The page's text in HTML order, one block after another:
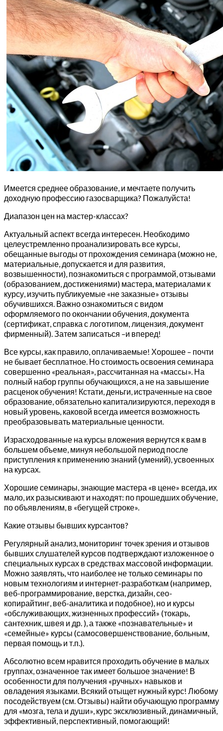
Имеется среднее образование, и мечтаете получить
доходную профессию газосварщика? Пожалуйста!
Диапазон цен на мастер-классах?
Актуальный аспект всегда интересен. Необходимо
целеустремленно проанализировать все курсы,
обещанные выгоды от прохождения семинара (можно не,
материальные, допускается и для развития,
возвышенности), познакомиться с программой, отзывами
(образованием, достижениями) мастера, материалами к
курсу, изучить публикуемые «не заказные» отзывы
обучившихся. Важно ознакомиться с видом
оформляемого по окончании обучения, документа
(сертификат, справка с логотипом, лицензия, документ
фирменный). Затем записаться –и вперед!
Все курсы, как правило, оплачиваемые! Хорошее – почти
не бывает бесплатное. Но стоимость освоения семинара
совершенно «реальная», рассчитанная на «массы». На
полный набор группы обучающихся, а не на завышение
расценок обучения! Кстати, деньги, истраченные на свое
образование, обязательно капитализируются, переходя в
новый уровень, каковой всегда имеется возможность
преобразовывать материальные ценности.
Израсходованные на курсы вложения вернутся к вам в
большем объеме, минуя небольшой период после
приступления к применению знаний (умений), усвоенных
на курсах.
Хорошие семинары, знающие мастера «в цене» всегда, их
мало, их разыскивают и находят: по прошедших обучение,
по объявлениям, в «бегущей строке».
Какие отзывы бывших курсантов?
Регулярный анализ, мониторинг точек зрения и отзывов
бывших слушателей курсов подтверждают изложенное о
специальных курсах в средствах массовой информации.
Можно заявлять, что наиболее не только семинары по
новым технологиям и интернет-разработкам (например,
веб-программирование, верстка, дизайн, сео-
копирайтинг, веб-аналитика и подобное), но и курсы
«обслуживающих, жизненных профессий» (токарь,
сантехник, швея и др. ), а также «познавательные» и
«семейные» курсы (самосовершенствование, больным,
первая помощь и т.п.).
Абсолютно всем нравится проходить обучение в малых
группах, означенное так имеет большое значение! В
особенности для получения «ручных» навыков и
овладения языками. Всякий отыщет нужный курс! Любому
посодействуем (см. Отзывы) найти обучающую программу
для «мозга, тела и души», курс эксклюзивный, динамичный,
эффективный, перспективный, помогающий!